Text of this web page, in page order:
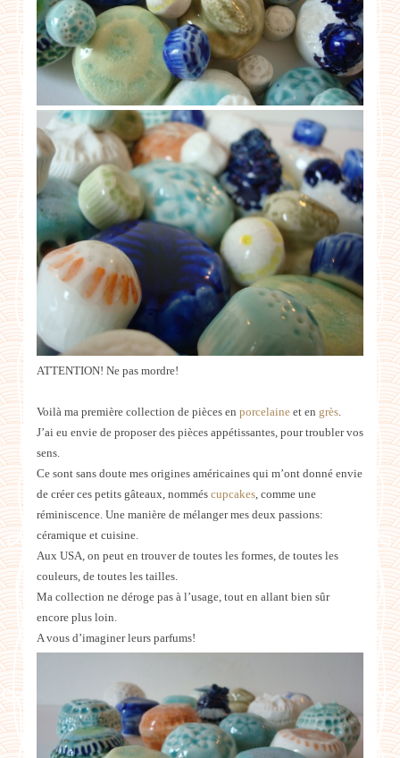
ATTENTION! Ne pas mordre!
Voilà ma première collection de pièces en porcelaine et en grès
J’ai eu envie de proposer des pièces appétissantes, pour troubler vos
sens.
Ce sont sans doute mes origines américaines qui m’ont donné envie
de créer ces petits gâteaux, nommés cupcakes , comme une
réminiscence. Une manière de mélanger mes deux passions:
céramique et cuisine.
Aux USA, on peut en trouver de toutes les formes, de toutes les
couleurs, de toutes les tailles.
Ma collection ne déroge pas à l’usage, tout en allant bien sûr
encore plus loin.
A vous d’imaginer leurs parfums!